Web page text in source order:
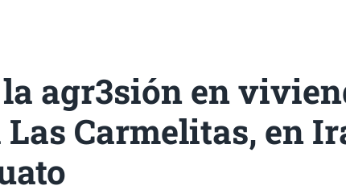
agr3sión en
Carmelitas, en